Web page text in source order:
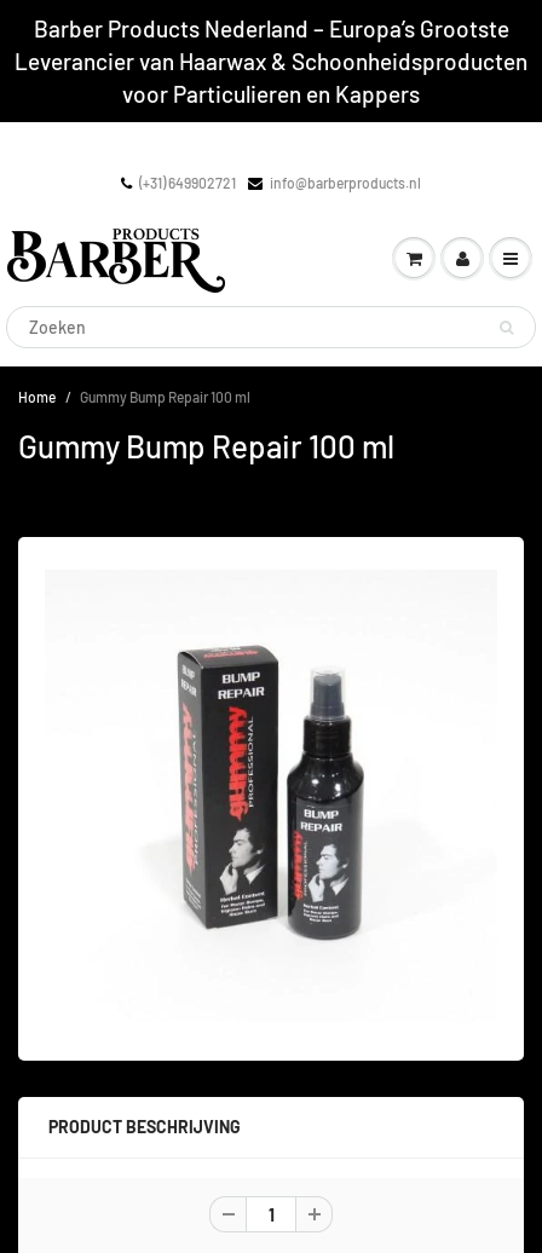
Barber Products Nederland – Europa’s Grootste
Leverancier van Haarwax & Schoonheidsproducten
voor Particulieren en Kappers
(+31) 649902721 info@barberproducts.nl
Home Gummy Bump Repair 100 ml
Gummy Bump Repair 100 ml
PRODUCT BESCHRIJVING